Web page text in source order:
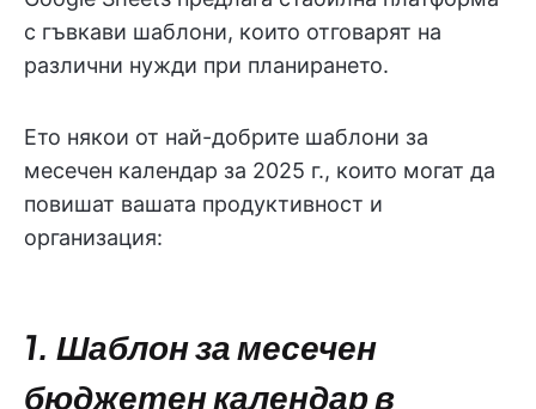
с гъвкави шаблони, които отговарят на
различни нужди при планирането.
Ето някои от най-добрите шаблони за
месечен календар за 2025 г., които могат да
повишат вашата продуктивност и
организация:
1. Шаблон за месечен
бюджетен календар в